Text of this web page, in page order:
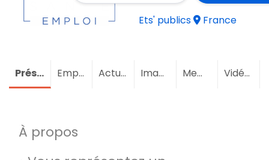
Ets' publics France
Présentation Emploi Actualités Images Membres Vidéos
À propos